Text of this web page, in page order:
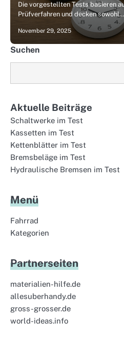
Die vorgestellten Tests basieren
Prüfverfahren und decken sowohl…
November 29, 2025
Suchen
Aktuelle Beiträge
Schaltwerke im Test
Kassetten im Test
Kettenblätter im Test
Bremsbeläge im Test
Hydraulische Bremsen im Test
Menü
Fahrrad
Kategorien
Partnerseiten
materialien-hilfe.de
allesuberhandy.de
gross-grosser.de
world-ideas.info